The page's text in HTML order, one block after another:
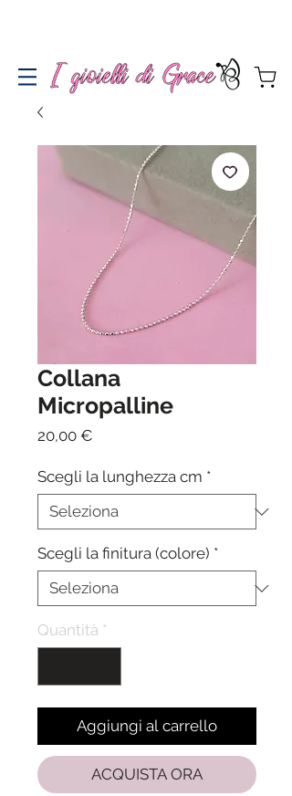
Collana
Micropalline
20,00 €
Scegli la lunghezza cm *
Scegli la finitura (colore) *
Quantità *
Aggiungi al carrello
ACQUISTA ORA